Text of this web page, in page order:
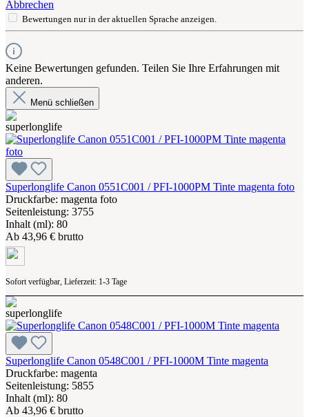
Abbrechen
Bewertungen nur in der aktuellen Sprache anzeigen.
Keine Bewertungen gefunden. Teilen Sie Ihre Erfahrungen mit
anderen.
Menü schließen
Superlonglife Canon 0551C001 / PFI-1000PM Tinte magenta foto
Druckfarbe: magenta foto
Seitenleistung: 3755
Inhalt (ml): 80
Ab 43,96 € brutto
Sofort verfügbar, Lieferzeit: 1-3 Tage
Superlonglife Canon 0548C001 / PFI-1000M Tinte magenta
Druckfarbe: magenta
Seitenleistung: 5855
Inhalt (ml): 80
Ab 43,96 € brutto